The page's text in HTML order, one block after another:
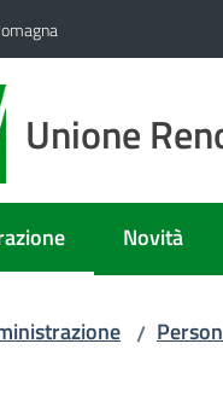
Unione
Novità
/